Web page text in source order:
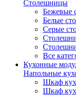
Столешницы
Бежевые
Белые
Серые
Все
Кухонные
Напольные
Шкаф
Шкаф